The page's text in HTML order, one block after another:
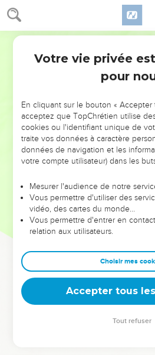
Psaumes 115
9 Habitants d’Israël, faites
vous un secours et un bouclier.
Descendants d’Aaron, faites
pour vous un secours et un bouclier.
Vous qui le révérez, faites
L’Eternel pense à nous : il
d’Israël. Il bénira les descendants
Il bénira ceux qui révèrent
plus grand.
Soyez bénis par l’Eternel qui a
Le ciel ? Il appartient à l’Eternel,
donnée aux hommes.
descendent au pays du silence.
Mais nous, nous louons
jamais. Oui, louez l’Eternel.
La Bible Du Semeur Copyright © 1992, 1999 by
Votre vie privée
pour
En cliquant sur le bouton «
acceptez que TopChrétien utilise
cookies ou l'identifiant unique de
traite vos données à caractère
données de navigation et les
votre compte utilisateur) dans les
Mesurer l'audience de notre
Vous permettre d'utiliser des
vidéo, des cartes du monde…
Vous permettre d'entrer en
relation aux utilisateurs.
Choisir mes
Accepter tous
Tout refuser